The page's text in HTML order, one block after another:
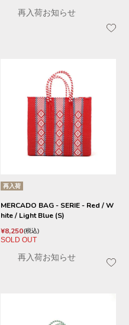
再入荷お知らせ
再入荷
MERCADO BAG - SERIE - Red / W
hite / Light Blue (S)
¥8,250 税込
SOLD OUT
再入荷お知らせ